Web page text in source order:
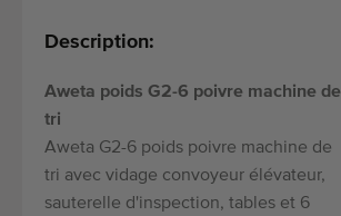
Description:
Aweta poids G2-6 poivre machine de
tri
Aweta G2-6 poids poivre machine de
tri avec vidage convoyeur élévateur,
sauterelle d'inspection, tables et 6